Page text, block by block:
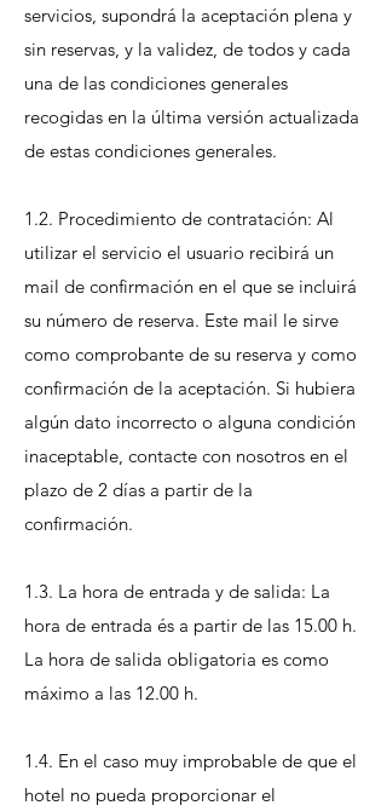
servicios, supondrá la aceptación plena y
sin reservas, y la validez, de todos y cada
una de las condiciones generales
recogidas en la última versión actualizada
de estas condiciones generales.
1.2. Procedimiento de contratación: Al
utilizar el servicio el usuario recibirá un
mail de confirmación en el que se incluirá
su número de reserva. Este mail le sirve
como comprobante de su reserva y como
confirmación de la aceptación. Si hubiera
algún dato incorrecto o alguna condición
inaceptable, contacte con nosotros en el
plazo de 2 días a partir de la
confirmación.
1.3. La hora de entrada y de salida: La
hora de entrada és a partir de las 15.00 h.
La hora de salida obligatoria es como
máximo a las 12.00 h.
1.4. En el caso muy improbable de que el
hotel no pueda proporcionar el